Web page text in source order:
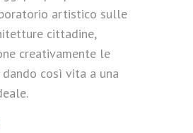
artistico sulle
cittadine,
creativamente le
così vita a una